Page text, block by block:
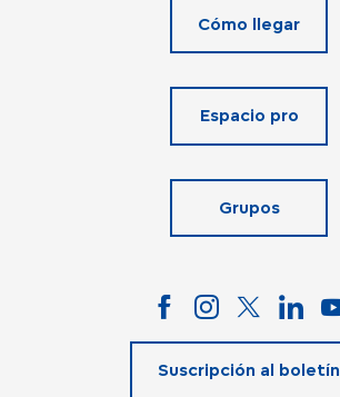
Cómo llegar
Espacio pro
Grupos
Suscripción al boletín